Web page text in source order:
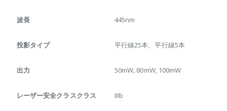
波長 445nm
投影タイプ 平行線25本、平行線5本
出力 50mW, 80mW, 100mW
レーザー安全クラスクラス IIIb